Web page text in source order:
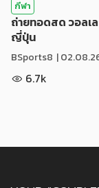
กีฬา
ถ่ายทอดสด วอลเ
ญี่ปุ่น
BSports8 |
6.7k